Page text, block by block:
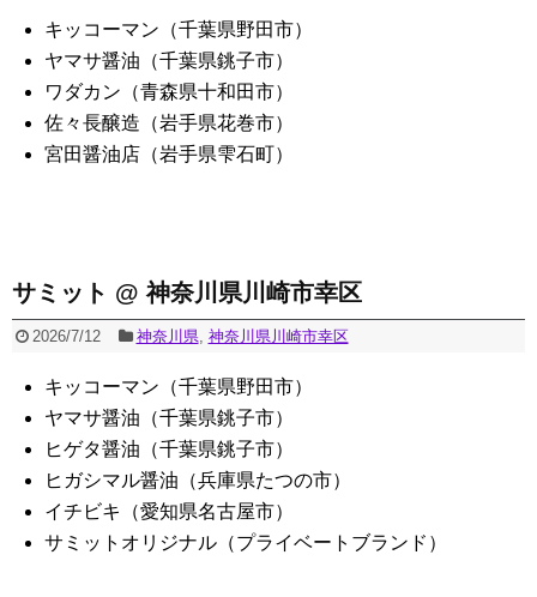
キッコーマン（千葉県野田市）
ヤマサ醤油（千葉県銚子市）
ワダカン（青森県十和田市）
佐々長醸造（岩手県花巻市）
宮田醤油店（岩手県雫石町）
サミット @ 神奈川県川崎市幸区
2026/7/12 神奈川県, 神奈川県川崎市幸区
キッコーマン（千葉県野田市）
ヤマサ醤油（千葉県銚子市）
ヒゲタ醤油（千葉県銚子市）
ヒガシマル醤油（兵庫県たつの市）
イチビキ（愛知県名古屋市）
サミットオリジナル（プライベートブランド）